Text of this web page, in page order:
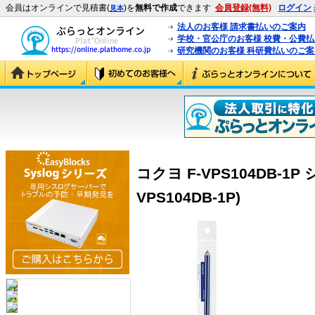
会員はオンラインで見積書(見本)を無料で作成できます 会員登録(無料) ログイン
法人のお客様 請求書払いのご案内
学校・官公庁のお客様 校費・公費
研究機関のお客様 科研費払いのご
コクヨ F-VPS104DB-1P
VPS104DB-1P)